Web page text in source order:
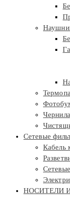
Сетевые
Кабель
НОСИТЕЛИ